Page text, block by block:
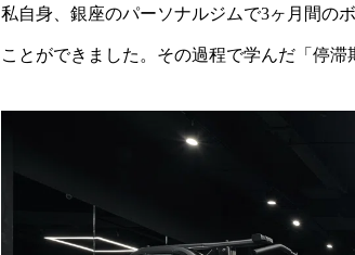
私自身、銀座のパーソナルジムで3ヶ月間の
ことができました。その過程で学んだ「停